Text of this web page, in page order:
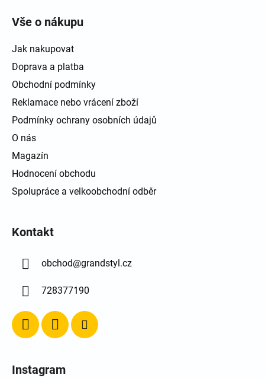
Vše o nákupu
Jak nakupovat
Doprava a platba
Obchodní podmínky
Reklamace nebo vrácení zboží
Podmínky ochrany osobních údajů
O nás
Magazín
Hodnocení obchodu
Spolupráce a velkoobchodní odběr
Kontakt
obchod@grandstyl.cz
728377190
Instagram